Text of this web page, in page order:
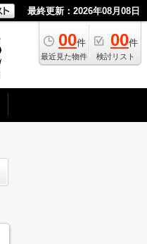
最終更新：2026年08月08日
00件
最近見た物件
00件
検討リスト